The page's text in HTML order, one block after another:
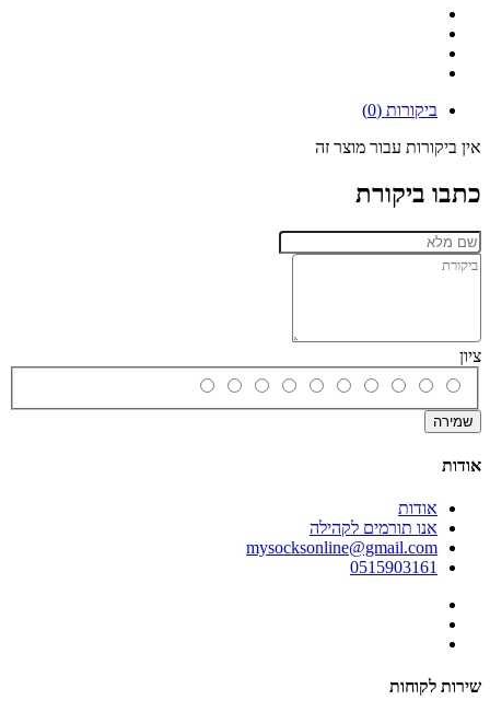
ביקורות (0)
אין ביקורות עבור מוצר זה
כתבו ביקורת
ציון
שמירה
אודות
אודות
אנו תורמים לקהילה
mysocksonline@gmail.com
0515903161
שירות לקוחות